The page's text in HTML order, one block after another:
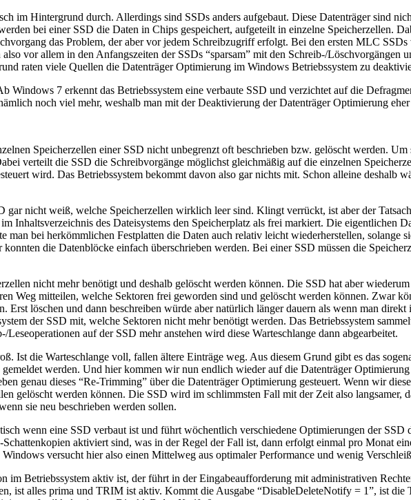
im Hintergrund durch. Allerdings sind SSDs anders aufgebaut. Diese Datenträger sind
bei einer SSD die Daten in Chips gespeichert, aufgeteilt in einzelne Speicherzellen.
das Problem, der aber vor jedem Schreibzugriff erfolgt. Bei den ersten MLC
vor allem in den Anfangszeiten der SSDs “sparsam” mit den Schreib-/Löschvorgängen
raten viele Quellen die Datenträger Optimierung im Windows Betriebssystem zu
Windows 7 erkennt das Betriebssystem eine verbaute SSD und verzichtet auf die
noch viel mehr, weshalb man mit der Deaktivierung der Datenträger Optimierung
Speicherzellen einer SSD nicht unbegrenzt oft beschrieben bzw. gelöscht werden.
verteilt die SSD die Schreibvorgänge möglichst gleichmäßig auf die einzelnen
wird. Das Betriebssystem bekommt davon also gar nichts mit. Schon alleine deshalb
gar nicht weiß, welche Speicherzellen wirklich leer sind. Klingt verrückt, ist aber der
Inhaltsverzeichnis des Dateisystems den Speicherplatz als frei markiert. Die eigentlichen
man bei herkömmlichen Festplatten die Daten auch relativ leicht wiederherstellen, solange
die Datenblöcke einfach überschrieben werden. Bei einer SSD müssen die
nicht mehr benötigt und deshalb gelöscht werden können. Die SSD hat aber
Weg mitteilen, welche Sektoren frei geworden sind und gelöscht werden können. Zwar
Erst löschen und dann beschreiben würde aber natürlich länger dauern als wenn man
der SSD mit, welche Sektoren nicht mehr benötigt werden. Das Betriebssystem
auf der SSD mehr anstehen wird diese Warteschlange dann abgearbeitet.
Ist die Warteschlange voll, fallen ältere Einträge weg. Aus diesem Grund gibt es das
gemeldet werden. Und hier kommen wir nun endlich wieder auf die Datenträger
genau dieses “Re-Trimming” über die Datenträger Optimierung gesteuert. Wenn wir
gelöscht werden können. Die SSD wird im schlimmsten Fall mit der Zeit also langsamer,
sie neu beschrieben werden sollen.
wenn eine SSD verbaut ist und führt wöchentlich verschiedene Optimierungen der
aktiviert sind, was in der Regel der Fall ist, dann erfolgt einmal pro Monat
versucht hier also einen Mittelweg aus optimaler Performance und wenig
im Betriebssystem aktiv ist, der führt in der Eingabeaufforderung mit administrativen
ist alles prima und TRIM ist aktiv. Kommt die Ausgabe “DisableDeleteNotify = 1”, ist